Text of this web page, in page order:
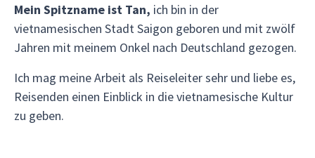
Mein Spitzname ist Tan, ich bin in der
vietnamesischen Stadt Saigon geboren und mit zwölf
Jahren mit meinem Onkel nach Deutschland gezogen.
Ich mag meine Arbeit als Reiseleiter sehr und liebe es,
Reisenden einen Einblick in die vietnamesische Kultur
zu geben.